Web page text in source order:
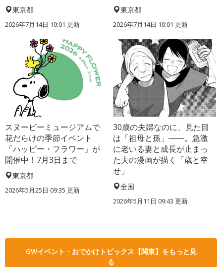
東京都
2026年7月14日 10:01 更新
東京都
2026年7月14日 10:01 更新
スヌーピーミュージアムで
花だらけの季節イベント
「ハッピー・フラワー」が
開催中！7月3日まで
東京都
2026年5月25日 09:35 更新
30歳の夫婦なのに、見た目
は「祖母と孫」――。急激
に老いる妻と成長が止まっ
た夫の漫画が描く「歳と幸
せ」
全国
2026年5月11日 09:43 更新
GWイベント・おでかけトピックス【関東】をもっと見
る